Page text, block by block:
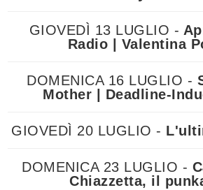
GIOVEDÌ 13 LUGLIO -
Radio | Valentina
DOMENICA 16 LUGLIO -
Mother | Deadline-
GIOVEDÌ 20 LUGLIO -
DOMENICA 23 LUGLIO -
Chiazzetta, il